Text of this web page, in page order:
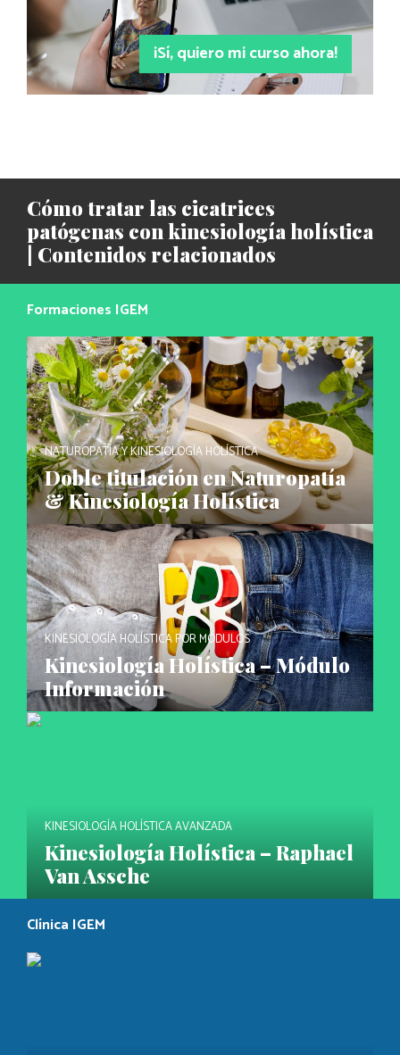
¡Sí, quiero mi curso ahora!
Cómo tratar las cicatrices
patógenas con kinesiología holística
| Contenidos relacionados
Formaciones IGEM
NATUROPATÍA Y KINESIOLOGÍA HOLÍSTICA
Doble titulación en Naturopatía
& Kinesiología Holística
KINESIOLOGÍA HOLÍSTICA POR MÓDULOS
Kinesiología Holística – Módulo
Información
KINESIOLOGÍA HOLÍSTICA AVANZADA
Kinesiología Holística – Raphael
Van Assche
Clínica IGEM